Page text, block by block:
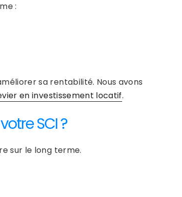
:
sa rentabilité. Nous avons
en investissement locatif.
SCI ?
sur le long terme.